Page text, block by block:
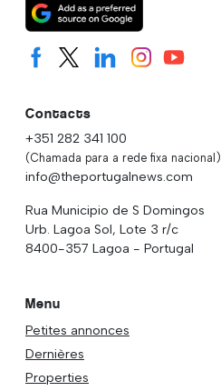
Contacts
+351 282 341 100
(Chamada para a rede fixa nacional)
info@theportugalnews.com
Rua Municipio de S Domingos
Urb. Lagoa Sol, Lote 3 r/c
8400-357 Lagoa - Portugal
Menu
Petites annonces
Dernières
Properties